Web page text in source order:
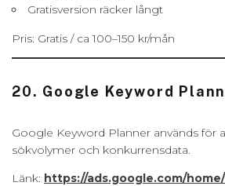
Gratisversion räcker långt
Pris: Gratis / ca 100–150 kr/mån
20. Google Keyword
Google Keyword Planner används för
sökvolymer och konkurrensdata.
Länk: https://ads.google.com/